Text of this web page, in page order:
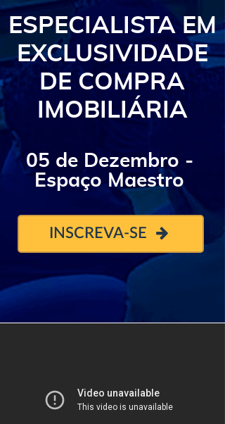
​​​​​​​05 de Dezembro -
Espaço Maestro
ESPECIALISTA EM
EXCLUSIVIDADE
DE COMPRA
IMOBILIÁRIA
INSCREVA-SE